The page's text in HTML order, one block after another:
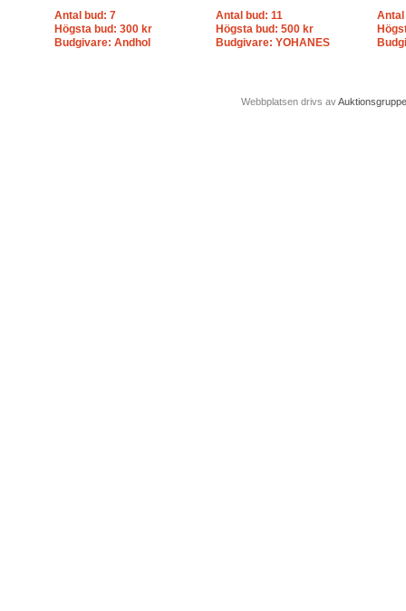
Antal bud: 7
Högsta bud: 300 kr
Budgivare: Andhol
Antal bud: 11
Högsta bud: 500 kr
Budgivare: YOHANES
Antal
Webbplatsen drivs av